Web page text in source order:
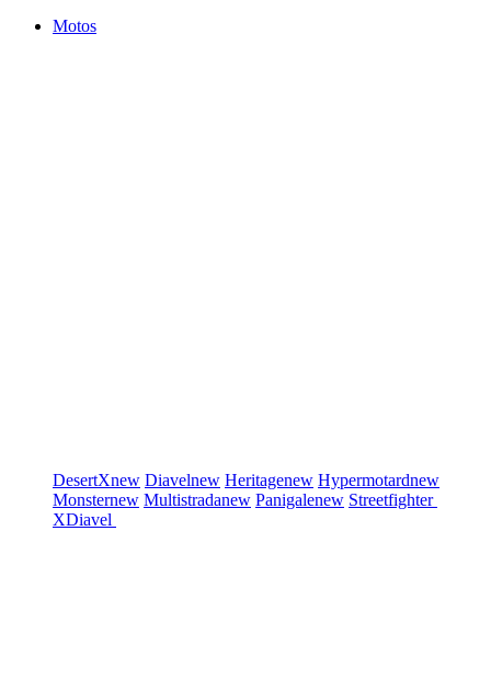
Motos
DesertXnew Diavelnew Heritagenew Hypermotardnew
Monsternew Multistradanew Panigalenew Streetfighter
XDiavel